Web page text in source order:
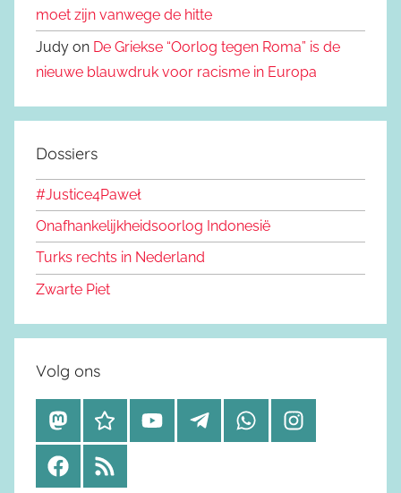
moet zijn vanwege de hitte
Judy on De Griekse “Oorlog tegen Roma” is de
nieuwe blauwdruk voor racisme in Europa
Dossiers
#Justice4Paweł
Onafhankelijkheidsoorlog Indonesië
Turks rechts in Nederland
Zwarte Piet
Volg ons
M
a
s
B
l
u
Y
o
T
e
W
h
I
n
F
R